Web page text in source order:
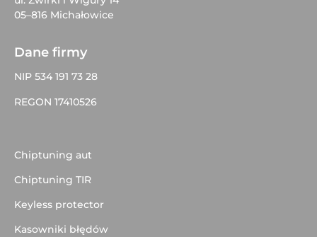
05–816 Michałowice
Dane firmy
NIP 534 191 73 28
REGON 17410526
Chiptuning aut
Chiptuning TIR
Keyless protector
Kasowniki błędów